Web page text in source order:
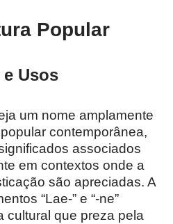
Popular
Usos
um nome amplamente
contemporânea,
associados
em contextos onde a
são apreciadas. A
“Lae-” e “-ne”
cultural que preza pela